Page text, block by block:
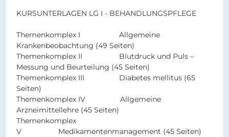
KURSUNTERLAGEN LG I - BEHANDLUNGSPFLEGE
Themenkomplex I Allgemeine
Krankenbeobachtung (49 Seiten)
Themenkomplex II Blutdruck und Puls –
Messung und Beurteilung (45 Seiten)
Themenkomplex III Diabetes mellitus (65
Seiten)
Themenkomplex IV Allgemeine
Arzneimittellehre (45 Seiten)
Themenkomplex
V Medikamentenmanagement (45 Seiten)